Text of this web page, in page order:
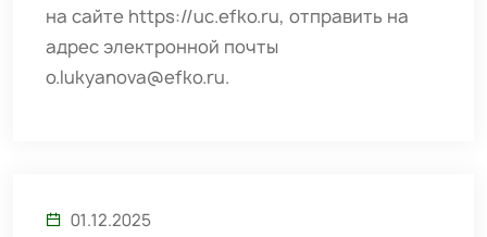
на сайте https://uc.efko.ru, отправить на
адрес электронной почты
o.lukyanova@efko.ru.
01.12.2025